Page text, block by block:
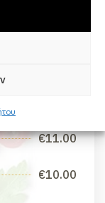
€9.00
€11.00
€10.00